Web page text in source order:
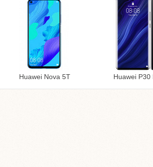
Huawei Nova 5T Huawei P30